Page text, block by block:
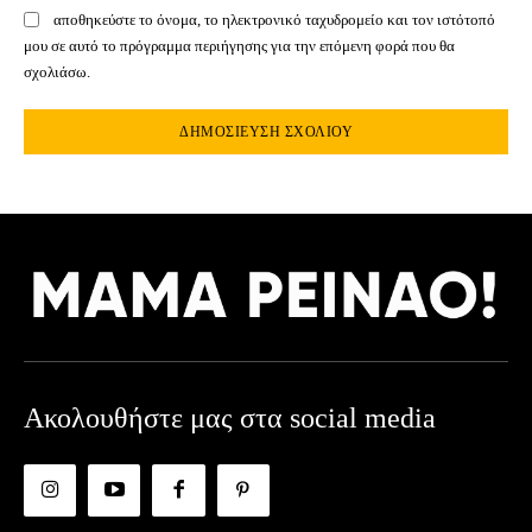
αποθηκεύστε το όνομα, το ηλεκτρονικό ταχυδρομείο και τον ιστότοπό
μου σε αυτό το πρόγραμμα περιήγησης για την επόμενη φορά που θα
σχολιάσω.
Ακολουθήστε μας στα social media